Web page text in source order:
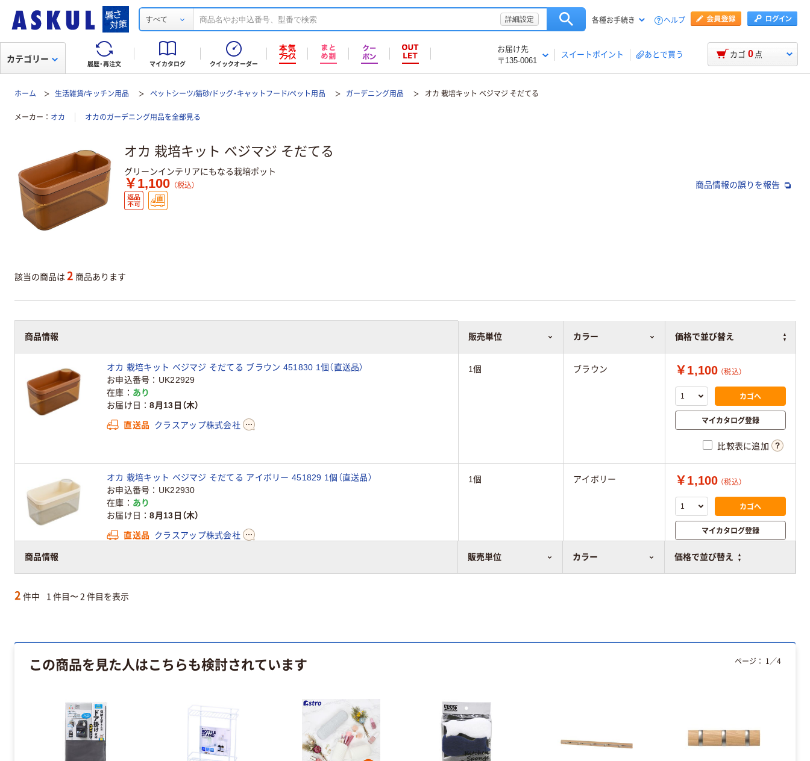
すべて 詳細設定 各種お手続き ヘルプ
履歴・再注文 マイカタログ クイックオーダー
お届け先
〒135-0061
スイートポイント あとで買う
カテゴリー カゴ 0 点
ホーム 生活雑貨/キッチン用品 ペットシーツ/猫砂/ドッグ・キャットフード/ペット用品 ガーデニング用品 オカ 栽培キット ベジマジ そだてる
メーカー オカ オカのガーデニング用品を全部見る
オカ 栽培キット ベジマジ そだてる
グリーンインテリアにもなる栽培ポット
￥1,100 （税込） 商品情報の誤りを報告
該当の商品は 2 商品あります
商品情報 販売単位 カラー 価格で並び替え
商品情報 販売単位 カラー 価格で並び替え
オカ 栽培キット ベジマジ そだてる ブラウン 451830 1個（直送品）
お申込番号
UK22929
在庫
あり
お届け日
8月13日（木）
直送品 クラスアップ株式会社
1個 ブラウン ￥1,100 （税込）
カゴへ
マイカタログ登録
比較表に追加
オカ 栽培キット ベジマジ そだてる アイボリー 451829 1個（直送品）
お申込番号
UK22930
在庫
あり
お届け日
8月13日（木）
直送品 クラスアップ株式会社
1個 アイボリー ￥1,100 （税込）
カゴへ
マイカタログ登録
比較表に追加
2 件中 1 件目〜 2 件目を表示
この商品を見た人はこちらも検討されています ページ： 1 ／4